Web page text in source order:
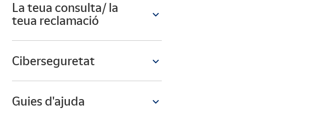
La teua consulta/ la
teua reclamació
Ciberseguretat
Guies d'ajuda